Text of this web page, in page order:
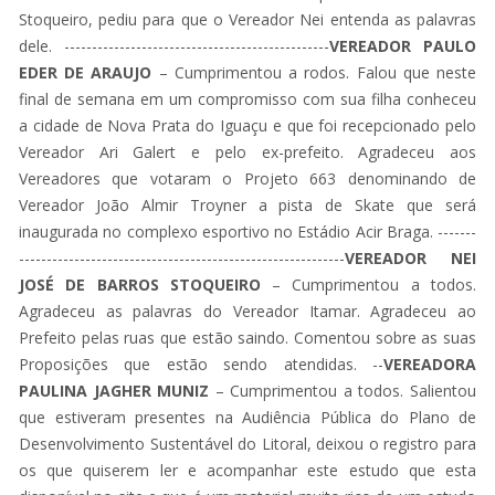
Stoqueiro, pediu para que o Vereador Nei entenda as palavras
dele. ------------------------------------------------VEREADOR PAULO
EDER DE ARAUJO – Cumprimentou a rodos. Falou que neste
final de semana em um compromisso com sua filha conheceu
a cidade de Nova Prata do Iguaçu e que foi recepcionado pelo
Vereador Ari Galert e pelo ex-prefeito. Agradeceu aos
Vereadores que votaram o Projeto 663 denominando de
Vereador João Almir Troyner a pista de Skate que será
inaugurada no complexo esportivo no Estádio Acir Braga. -------
-----------------------------------------------------------VEREADOR NEI
JOSÉ DE BARROS STOQUEIRO – Cumprimentou a todos.
Agradeceu as palavras do Vereador Itamar. Agradeceu ao
Prefeito pelas ruas que estão saindo. Comentou sobre as suas
Proposições que estão sendo atendidas. --VEREADORA
PAULINA JAGHER MUNIZ – Cumprimentou a todos. Salientou
que estiveram presentes na Audiência Pública do Plano de
Desenvolvimento Sustentável do Litoral, deixou o registro para
os que quiserem ler e acompanhar este estudo que esta